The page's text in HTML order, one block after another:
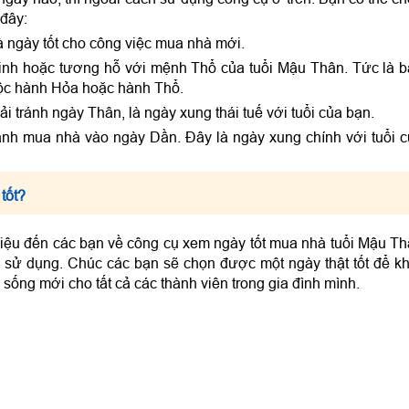
tốt cho công việc mua nhà mới.
hoặc tương hỗ với mệnh Thổ của tuổi Mậu Thân. Tức là
hành Hỏa hoặc hành Thổ.
tránh ngày Thân, là ngày xung thái tuế với tuổi của bạn.
mua nhà vào ngày Dần. Đây là ngày xung chính với tuổi
đến các bạn về công cụ xem ngày tốt mua nhà tuổi Mậu
dụng. Chúc các bạn sẽ chọn được một ngày thật tốt để
mới cho tất cả các thành viên trong gia đình mình.